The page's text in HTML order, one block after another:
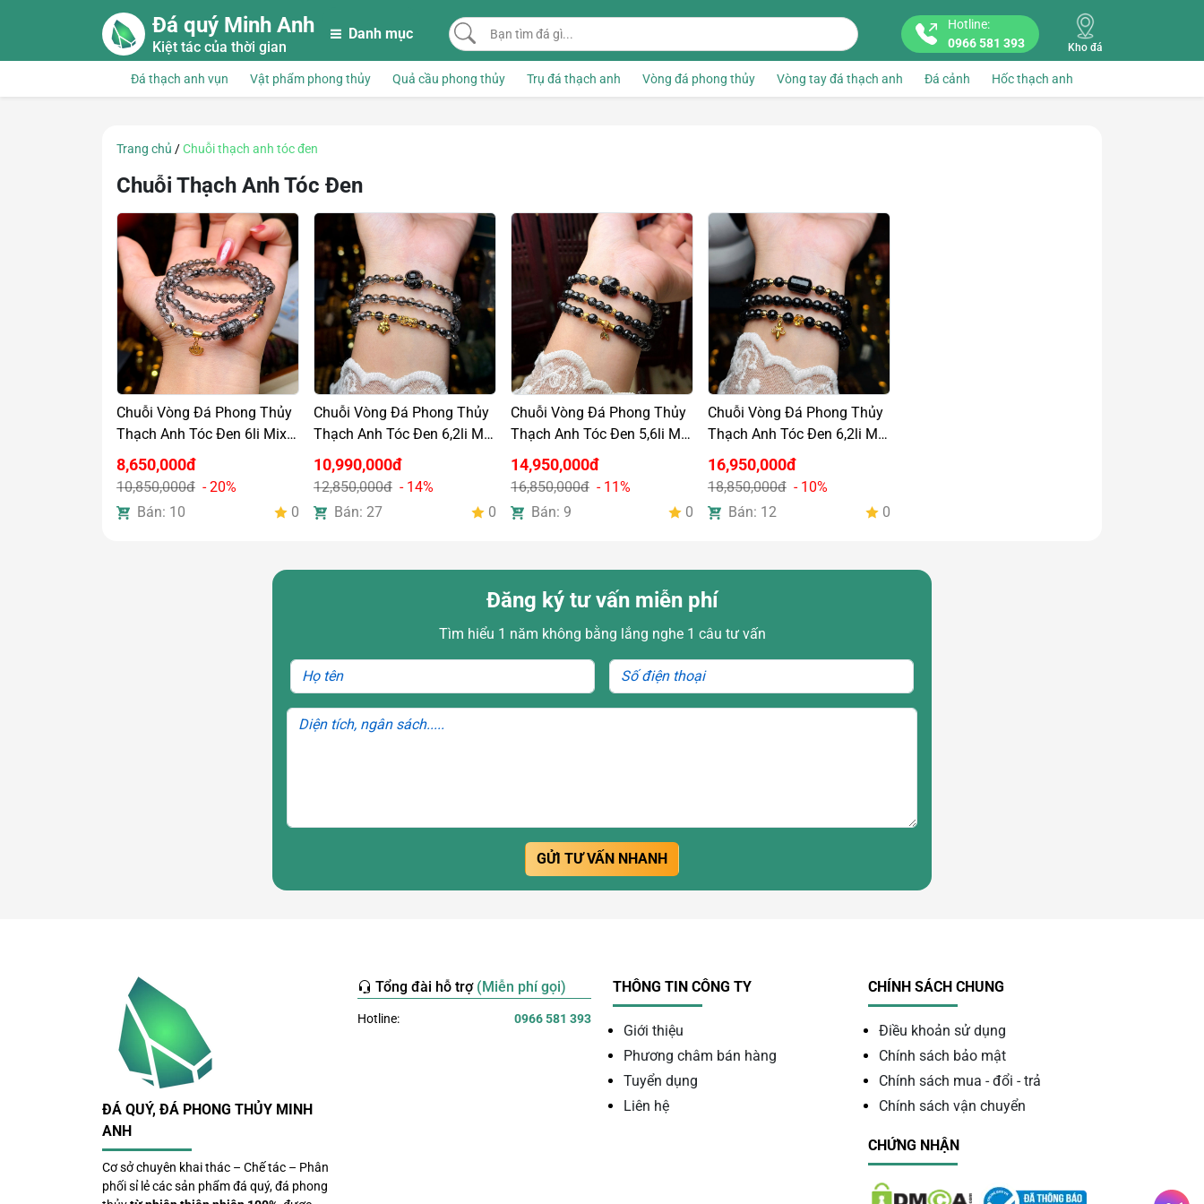
Skip to main content
Đá quý Minh Anh
Kiệt tác của thời gian
Danh mục Bạn tìm đá gì...
Hotline:
0966 581 393
Kho đá
Đá thạch anh vụn Vật phẩm phong thủy Quả cầu phong thủy Trụ đá thạch anh Vòng đá phong thủy Vòng tay đá thạch anh Đá cảnh Hốc thạch anh
Trang chủ /Chuỗi thạch anh tóc đen
Chuỗi Thạch Anh Tóc Đen
Chuỗi Vòng Đá Phong Thủy
Thạch Anh Tóc Đen 6li Mix
Lu Thống & Charm Bạc Si
Vàng Cao Cấp
8,650,000đ
10,850,000đ - 20%
Bán: 10
0
Chuỗi Vòng Đá Phong Thủy
Thạch Anh Tóc Đen 6,2li Mix
Charm Vàng 18k
10,990,000đ
12,850,000đ - 14%
Bán: 27
0
Chuỗi Vòng Đá Phong Thủy
Thạch Anh Tóc Đen 5,6li Mix
Charm Vàng 18k
14,950,000đ
16,850,000đ - 11%
Bán: 9
0
Chuỗi Vòng Đá Phong Thủy
Thạch Anh Tóc Đen 6,2li Mix
Charm Vàng 18k
16,950,000đ
18,850,000đ - 10%
Bán: 12
0
Đăng ký tư vấn miễn phí
Tìm hiểu 1 năm không bằng lắng nghe 1 câu tư vấn
GỬI TƯ VẤN NHANH
THÔNG TIN CÔNG TY
Giới thiệu
Phương châm bán hàng
Tuyển dụng
Liên hệ
CHÍNH SÁCH CHUNG
Điều khoản sử dụng
Chính sách bảo mật
Chính sách mua - đổi - trả
Chính sách vận chuyển
CHỨNG NHẬN
ĐÁ QUÝ, ĐÁ PHONG THỦY MINH
ANH
Cơ sở chuyên khai thác – Chế tác – Phân
phối sỉ lẻ các sản phẩm đá quý, đá phong
Tổng đài hỗ trợ (Miễn phí gọi)
Hotline: 0966 581 393